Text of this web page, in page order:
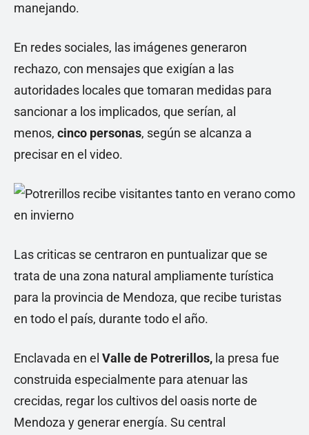
manejando.
En redes sociales, las imágenes generaron
rechazo, con mensajes que exigían a las
autoridades locales que tomaran medidas para
sancionar a los implicados, que serían, al
menos, cinco personas, según se alcanza a
precisar en el video.
Las criticas se centraron en puntualizar que se
trata de una zona natural ampliamente turística
para la provincia de Mendoza, que recibe turistas
en todo el país, durante todo el año.
Enclavada en el Valle de Potrerillos, la presa fue
construida especialmente para atenuar las
crecidas, regar los cultivos del oasis norte de
Mendoza y generar energía. Su central